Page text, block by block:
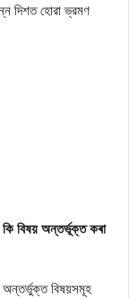
দিশত হোরা ভ্রমণ
কি বিষয় অন্তর্ভূক্ত কৰা
অন্তর্ভুক্ত বিষয়সমূহ